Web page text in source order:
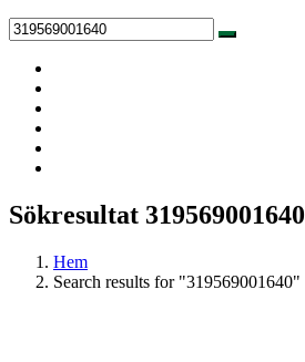
Sökresultat 319569001640
Hem
Search results for "319569001640"